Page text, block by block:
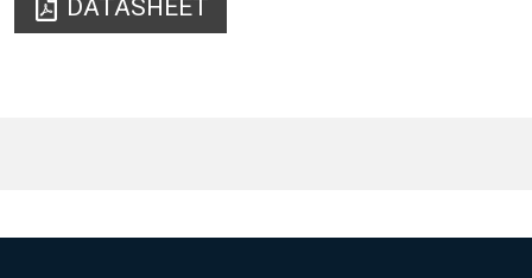
DATASHEET